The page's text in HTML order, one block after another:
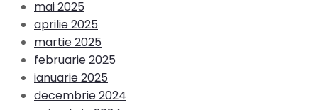
mai 2025
aprilie 2025
martie 2025
februarie 2025
ianuarie 2025
decembrie 2024